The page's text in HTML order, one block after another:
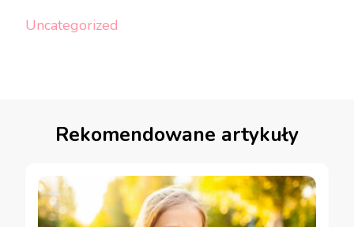
Uncategorized
Rekomendowane artykuły